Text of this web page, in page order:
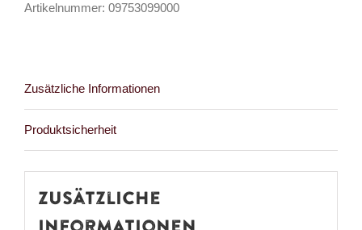
Menge
Artikelnummer: 09753099000
Zusätzliche Informationen
Produktsicherheit
Zusätzliche